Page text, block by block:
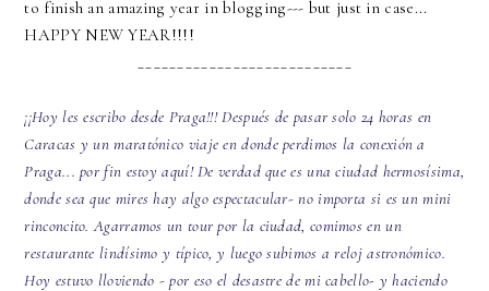
to finish an amazing year in blogging--- but just in case...
HAPPY NEW YEAR!!!!
¡¡Hoy les escribo desde Praga!!! Después de pasar solo 24 horas en
Caracas y un maratónico viaje en donde perdimos la conexión a
Praga... por fin estoy aquí! De verdad que es una ciudad hermosísima,
donde sea que mires hay algo espectacular- no importa si es un mini
rinconcito. Agarramos un tour por la ciudad, comimos en un
restaurante lindísimo y típico, y luego subimos a reloj astronómico.
Hoy estuvo lloviendo - por eso el desastre de mi cabello- y haciendo